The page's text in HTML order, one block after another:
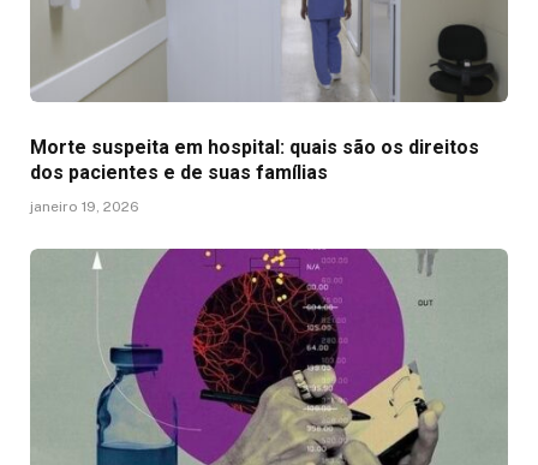
Morte suspeita em hospital: quais são os direitos
dos pacientes e de suas famílias
janeiro 19, 2026